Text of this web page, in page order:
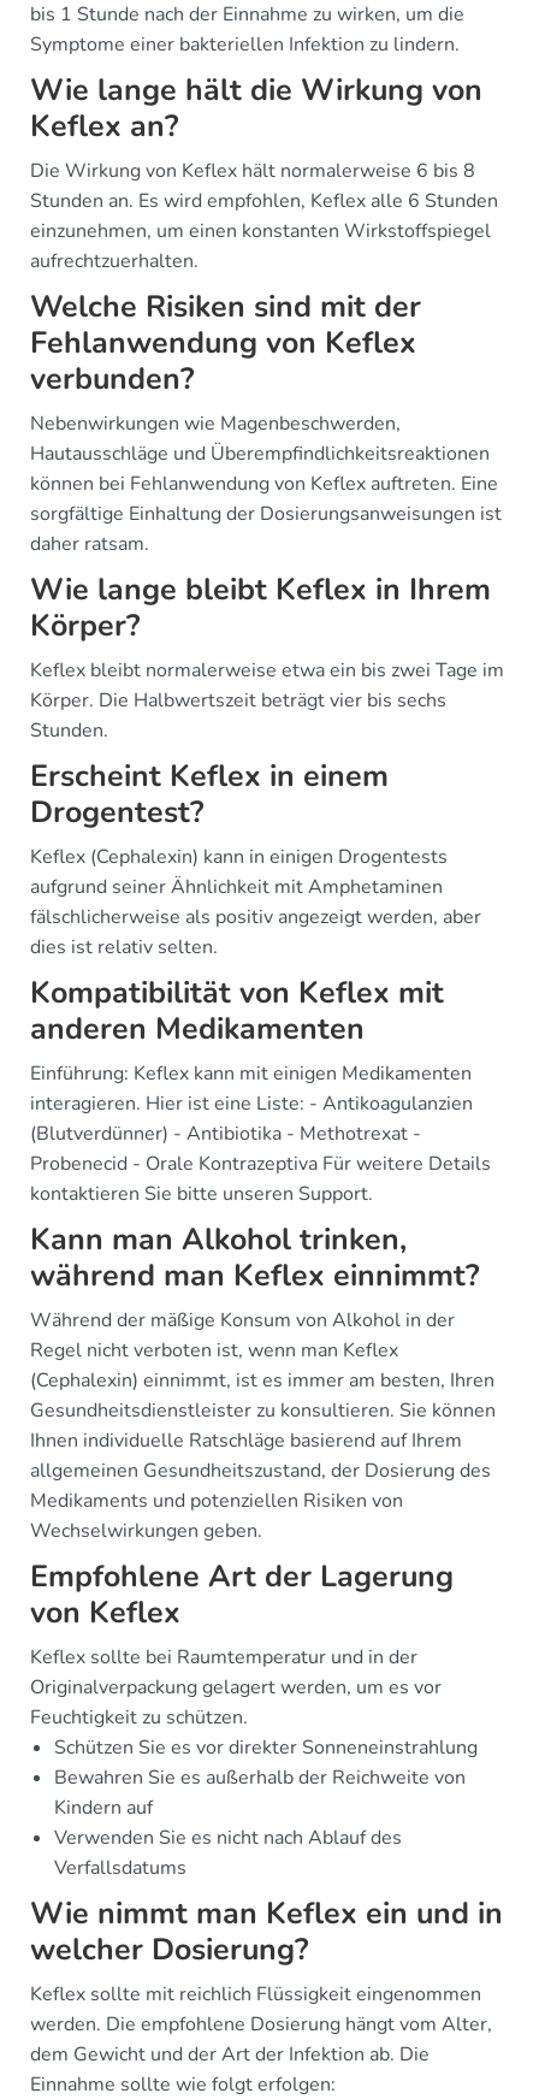
bis 1 Stunde nach der Einnahme zu wirken, um die
Symptome einer bakteriellen Infektion zu lindern.
Wie lange hält die Wirkung von
Keflex an?
Die Wirkung von Keflex hält normalerweise 6 bis 8
Stunden an. Es wird empfohlen, Keflex alle 6 Stunden
einzunehmen, um einen konstanten Wirkstoffspiegel
aufrechtzuerhalten.
Welche Risiken sind mit der
Fehlanwendung von Keflex
verbunden?
Nebenwirkungen wie Magenbeschwerden,
Hautausschläge und Überempfindlichkeitsreaktionen
können bei Fehlanwendung von Keflex auftreten. Eine
sorgfältige Einhaltung der Dosierungsanweisungen ist
daher ratsam.
Wie lange bleibt Keflex in Ihrem
Körper?
Keflex bleibt normalerweise etwa ein bis zwei Tage im
Körper. Die Halbwertszeit beträgt vier bis sechs
Stunden.
Erscheint Keflex in einem
Drogentest?
Keflex (Cephalexin) kann in einigen Drogentests
aufgrund seiner Ähnlichkeit mit Amphetaminen
fälschlicherweise als positiv angezeigt werden, aber
dies ist relativ selten.
Kompatibilität von Keflex mit
anderen Medikamenten
Einführung: Keflex kann mit einigen Medikamenten
interagieren. Hier ist eine Liste: - Antikoagulanzien
(Blutverdünner) - Antibiotika - Methotrexat -
Probenecid - Orale Kontrazeptiva Für weitere Details
kontaktieren Sie bitte unseren Support.
Kann man Alkohol trinken,
während man Keflex einnimmt?
Während der mäßige Konsum von Alkohol in der
Regel nicht verboten ist, wenn man Keflex
(Cephalexin) einnimmt, ist es immer am besten, Ihren
Gesundheitsdienstleister zu konsultieren. Sie können
Ihnen individuelle Ratschläge basierend auf Ihrem
allgemeinen Gesundheitszustand, der Dosierung des
Medikaments und potenziellen Risiken von
Wechselwirkungen geben.
Empfohlene Art der Lagerung
von Keflex
Keflex sollte bei Raumtemperatur und in der
Originalverpackung gelagert werden, um es vor
Feuchtigkeit zu schützen.
Schützen Sie es vor direkter Sonneneinstrahlung
Bewahren Sie es außerhalb der Reichweite von
Kindern auf
Verwenden Sie es nicht nach Ablauf des
Verfallsdatums
Wie nimmt man Keflex ein und in
welcher Dosierung?
Keflex sollte mit reichlich Flüssigkeit eingenommen
werden. Die empfohlene Dosierung hängt vom Alter,
dem Gewicht und der Art der Infektion ab. Die
Einnahme sollte wie folgt erfolgen: